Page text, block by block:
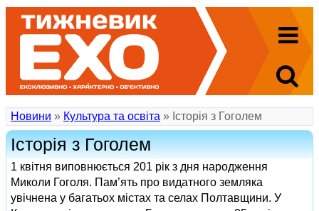
Новини » Культура та освіта » Історія з Гоголем
Історія з Гоголем
1 квітня виповнюється 201 рік з дня народження
Миколи Гоголя. Пам’ять про видатного земляка
увічнена у багатьох містах та селах Полтавщини. У